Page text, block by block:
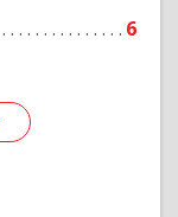
6